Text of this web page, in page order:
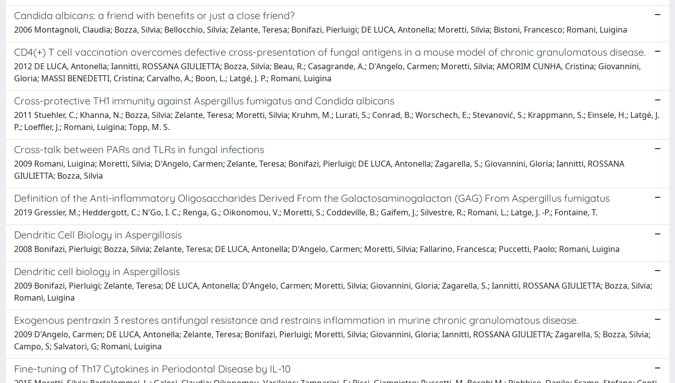
Candida albicans: a friend with benefits or just a close friend?
2006 Montagnoli, Claudia; Bozza, Silvia; Bellocchio, Silvia; Zelante, Teresa; Bonifazi, Pierluigi; DE LUCA, Antonella; Moretti, Silvia; Bistoni, Francesco; Romani, Luigina
CD4(+) T cell vaccination overcomes defective cross-presentation of fungal antigens in a mouse model of chronic granulomatous disease.
2012 DE LUCA, Antonella; Iannitti, ROSSANA GIULIETTA; Bozza, Silvia; Beau, R.; Casagrande, A.; D'Angelo, Carmen; Moretti, Silvia; AMORIM CUNHA, Cristina; Giovannini,
Gloria; MASSI BENEDETTI, Cristina; Carvalho, A.; Boon, L.; Latgé, J. P.; Romani, Luigina
Cross-protective TH1 immunity against Aspergillus fumigatus and Candida albicans
2011 Stuehler, C.; Khanna, N.; Bozza, Silvia; Zelante, Teresa; Moretti, Silvia; Kruhm, M.; Lurati, S.; Conrad, B.; Worschech, E.; Stevanović, S.; Krappmann, S.; Einsele, H.; Latgé, J.
P.; Loeffler, J.; Romani, Luigina; Topp, M. S.
Cross-talk between PARs and TLRs in fungal infections
2009 Romani, Luigina; Moretti, Silvia; D'Angelo, Carmen; Zelante, Teresa; Bonifazi, Pierluigi; DE LUCA, Antonella; Zagarella, S.; Giovannini, Gloria; Iannitti, ROSSANA
GIULIETTA; Bozza, Silvia
Definition of the Anti-inflammatory Oligosaccharides Derived From the Galactosaminogalactan (GAG) From Aspergillus fumigatus
2019 Gressler, M.; Heddergott, C.; N'Go, I. C.; Renga, G.; Oikonomou, V.; Moretti, S.; Coddeville, B.; Gaifem, J.; Silvestre, R.; Romani, L.; Latge, J. -P.; Fontaine, T.
Dendritic Cell Biology in Aspergillosis
2008 Bonifazi, Pierluigi; Bozza, Silvia; Zelante, Teresa; DE LUCA, Antonella; D'Angelo, Carmen; Moretti, Silvia; Fallarino, Francesca; Puccetti, Paolo; Romani, Luigina
Dendritic cell biology in Aspergillosis
2009 Bonifazi, Pierluigi; Zelante, Teresa; DE LUCA, Antonella; D'Angelo, Carmen; Moretti, Silvia; Giovannini, Gloria; Zagarella, S.; Iannitti, ROSSANA GIULIETTA; Bozza, Silvia;
Romani, Luigina
Exogenous pentraxin 3 restores antifungal resistance and restrains inflammation in murine chronic granulomatous disease.
2009 D'Angelo, Carmen; DE LUCA, Antonella; Zelante, Teresa; Bonifazi, Pierluigi; Moretti, Silvia; Giovannini, Gloria; Iannitti, ROSSANA GIULIETTA; Zagarella, S; Bozza, Silvia;
Campo, S; Salvatori, G; Romani, Luigina
Fine-tuning of Th17 Cytokines in Periodontal Disease by IL-10